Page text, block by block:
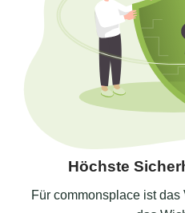
Höchste
Für commonsplace ist